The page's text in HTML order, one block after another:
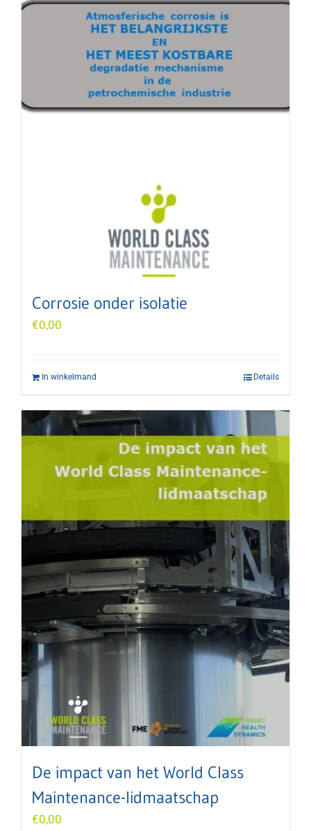
Corrosie onder isolatie
€0,00
In winkelmand Details
De impact van het World Class
Maintenance-lidmaatschap
€0,00